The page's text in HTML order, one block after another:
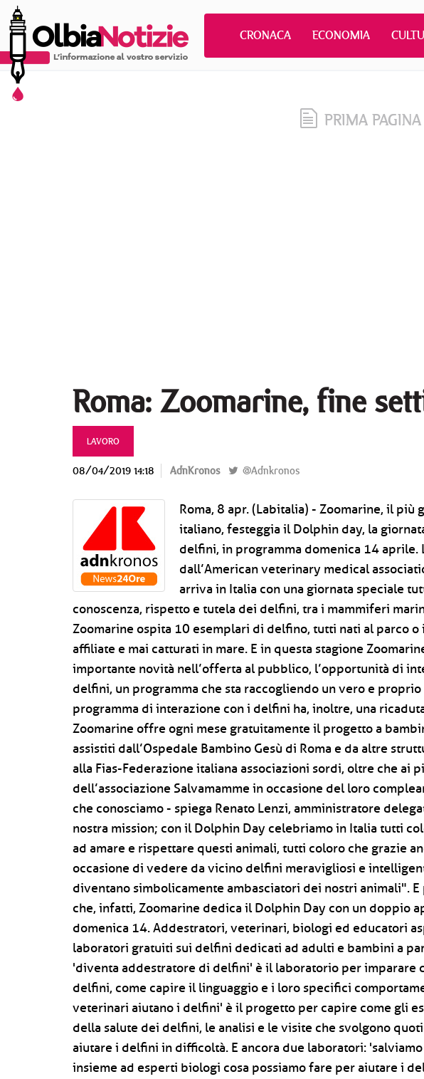
CRONACA ECONOMIA
PRIMA PAGINA
Roma: Zoomarine, fine
LAVORO
08/04/2019 14:18 AdnKronos @Adnkronos
Roma, 8 apr. (Labitalia) - Zoomarine, il più
italiano, festeggia il Dolphin day, la
delfini, in programma domenica 14 aprile.
dall’American veterinary medical
arriva in Italia con una giornata speciale
conoscenza, rispetto e tutela dei delfini, tra i mammiferi
Zoomarine ospita 10 esemplari di delfino, tutti nati al parco
affiliate e mai catturati in mare. E in questa stagione
importante novità nell’offerta al pubblico, l’opportunità di
delfini, un programma che sta raccogliendo un vero e
programma di interazione con i delfini ha, inoltre, una
Zoomarine offre ogni mese gratuitamente il progetto a
assistiti dall’Ospedale Bambino Gesù di Roma e da altre
alla Fias-Federazione italiana associazioni sordi, oltre che ai
dell’associazione Salvamamme in occasione del loro
che conosciamo - spiega Renato Lenzi, amministratore
nostra mission; con il Dolphin Day celebriamo in Italia tutti
ad amare e rispettare questi animali, tutti coloro che grazie
occasione di vedere da vicino delfini meravigliosi e
diventano simbolicamente ambasciatori dei nostri animali".
che, infatti, Zoomarine dedica il Dolphin Day con un doppio
domenica 14. Addestratori, veterinari, biologi ed educatori
laboratori gratuiti sui delfini dedicati ad adulti e bambini a
'diventa addestratore di delfini' è il laboratorio per imparare
delfini, come capire il linguaggio e i loro specifici
veterinari aiutano i delfini' è il progetto per capire come gli
della salute dei delfini, le analisi e le visite che svolgono
aiutare i delfini in difficoltà. E ancora due laboratori:
insieme ad esperti biologi cosa possiamo fare per aiutare i